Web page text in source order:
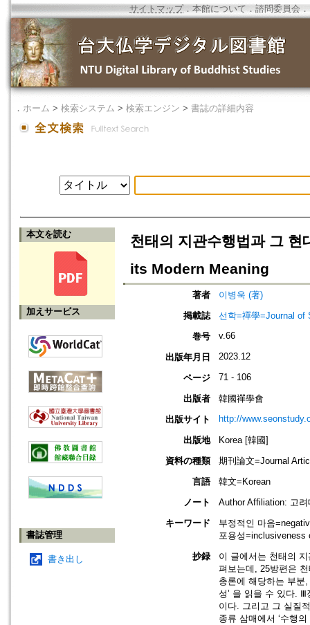
サイトマップ．本館について ． 諮問委員会 ．
． ホーム > 検索システム > 検索エンジン > 書誌の詳細内容
本文を読む
加えサービス
書誌管理
書き出し
천태의 지관수행법과 그
its Modern Meaning
著者
이병욱 (著)
掲載誌
선학=禪學=Journal of
巻号
v.66
出版年月日 2023.12
ページ 71 - 106
出版者
韓國禪學會
出版サイト
http://
出版地
Korea [韓國]
資料の種類
期刊論文=Journal
言語
韓文=Korean
ノート
Author Affiliation: 고
キーワード
부정적인 마음
포용성=inclusiveness
抄録
이 글에서는 천태의
펴보는데, 25방편은
총론에 해당하는 부분
성’ 을 읽을 수 있다.
이다. 그리고 그 실질
종류 삼매에서 ‘수행